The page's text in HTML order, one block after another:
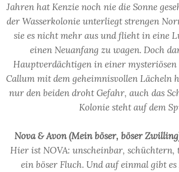
Jahren hat Kenzie noch nie die Sonne
der Wasserkolonie unterliegt strengen
sie es nicht mehr aus und flieht in eine
einen Neuanfang zu wagen. Doch
Hauptverdächtigen in einer
Callum mit dem geheimnisvollen Lächeln
nur den beiden droht Gefahr, auch das
Kolonie steht auf dem
Nova & Avon (Mein böser, böser
Hier ist NOVA: unscheinbar,
ein böser Fluch. Und auf einmal gibt